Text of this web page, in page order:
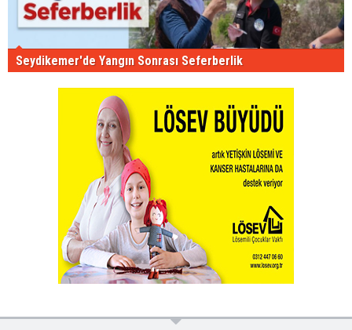
Seydikemer'de Yangın Sonrası Seferberlik